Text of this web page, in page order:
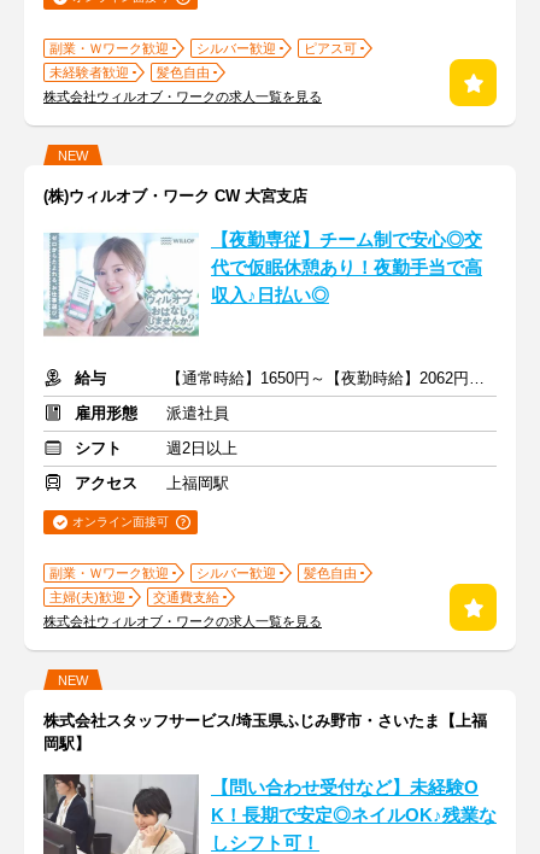
副業・Ｗワーク歓迎 シルバー歓迎
ピアス可
未経験者歓迎
髪色自由
株式会社ウィルオブ・ワークの求人一覧を見る
NEW
(株)ウィルオブ・ワーク CW 大宮支店
【夜勤専従】チーム制で安心◎交
代で仮眠休憩あり！夜勤手当で高
収入♪日払い◎
給与
【通常時給】1650円～【夜勤時給】2062円～ ＋交通費
雇用形態
派遣社員
シフト
週2日以上
アクセス
上福岡駅
オンライン面接可
副業・Ｗワーク歓迎 シルバー歓迎
髪色自由
主婦(夫)歓迎
交通費支給
株式会社ウィルオブ・ワークの求人一覧を見る
NEW
株式会社スタッフサービス/埼玉県ふじみ野市・さいたま【上福
岡駅】
【問い合わせ受付など】未経験O
K！長期で安定◎ネイルOK♪残業な
しシフト可！